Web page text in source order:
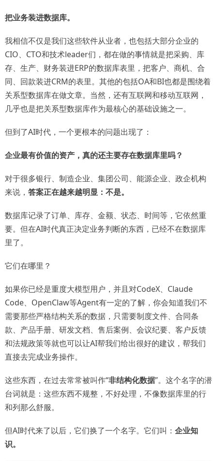
把业务装进数据库。
我相信不仅是我们这些软件从业者，也包括大部分企业的
CIO、CTO和技术leader们，都在做的事情就是把采购、库
存、生产、财务装进ERP的数据库表里，把客户、商机、合
同、回款装进CRM的表里。其他的包括OA和BI也都是围绕着
关系型数据库在做文章。当然，还有互联网和移动互联网，
几乎也是把关系型数据库作为最核心的基础设施之一。
但到了AI时代，一个更根本的问题出现了：
企业最有价值的资产，真的还主要存在数据库里吗？
对于很多银行、制造企业、集团公司、能源企业、政企机构
来说， 答案正在越来越明显：不是。
数据库记录了订单、库存、金额、状态、时间等，它依然重
要。但在AI时代真正决定业务判断的东西，已经不在数据库
里了。
它们在哪里？
如果你已经是重度大模型用户，并且对CodeX、Claude
Code、OpenClaw等Agent有一定的了解，你会知道我们不
需要那些严格结构关系的数据，只需要制度文件、合同条
款、产品手册、研发文档、售后案例、会议纪要、客户反馈
和法规政策等就也可以让AI帮我们给出很好的建议，帮我们
直接去完成业务操作。
这些东西，在过去常常被叫作“非结构化数据”。这个名字的潜
台词就是：这些东西不规整，不好处理，不像数据库里的行
和列那么舒服。
但AI时代来了以后，它们换了一个名字。它们叫： 企业知
识。